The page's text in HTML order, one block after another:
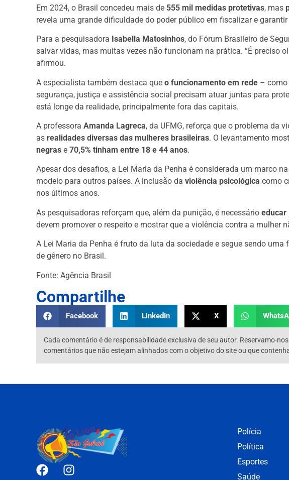
Em 2024, o Brasil concedeu mais de 555 mil medidas protetivas, mas
revela uma grande dificuldade do poder público em fiscalizar e
Para a pesquisadora Isabella Matosinhos, do Fórum Brasileiro de
salvar vidas, mas muitas vezes não funcionam na prática. “É preciso
afirmou.
A especialista também destaca que o funcionamento em rede – como
segurança, justiça e assistência social precisam atuar juntas para
está longe da realidade, principalmente fora das capitais.
A professora Amanda Lagreca, da UFMG, reforça que o problema da
as realidades diversas das mulheres brasileiras. O levantamento
negras e 70,5% tinham entre 18 e 44 anos.
Apesar dos desafios, a Lei Maria da Penha é considerada um marco
modelo para outros países. A inclusão da violência psicológica como
nos últimos anos.
As pesquisadoras reforçam que, além da punição, é necessário educar
devem promover o respeito e mostrar que a violência contra a mulher
A Lei Maria da Penha é fruto da luta da sociedade e segue sendo
de gênero no Brasil.
Fonte: Agência Brasil
Compartilhe
Facebook LinkedIn X
Cada comentário é de responsabilidade exclusiva de seu autor. Reservamo-
comentários que não estejam alinhados com o objetivo do site ou que
Polícia
Política
Esportes
Saúde